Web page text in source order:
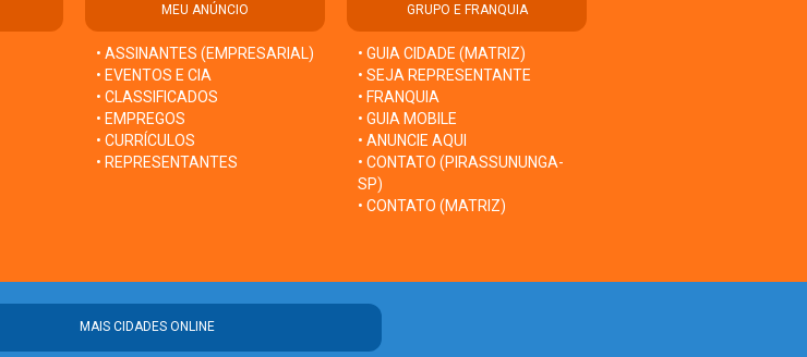
MEU ANÚNCIO
• ASSINANTES (EMPRESARIAL)
• EVENTOS E CIA
• CLASSIFICADOS
• EMPREGOS
• CURRÍCULOS
• REPRESENTANTES
GRUPO E FRANQUIA
• GUIA CIDADE (MATRIZ)
• SEJA REPRESENTANTE
• FRANQUIA
• GUIA MOBILE
• ANUNCIE AQUI
• CONTATO (PIRASSUNUNGA-
SP)
• CONTATO (MATRIZ)
MAIS CIDADES ONLINE